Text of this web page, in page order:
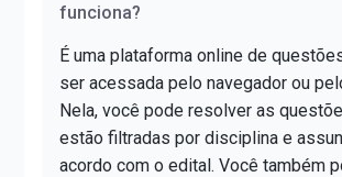
funciona?
É uma plataforma online de
ser acessada pelo navegador ou
Nela, você pode resolver as
estão filtradas por disciplina e
acordo com o edital. Você também